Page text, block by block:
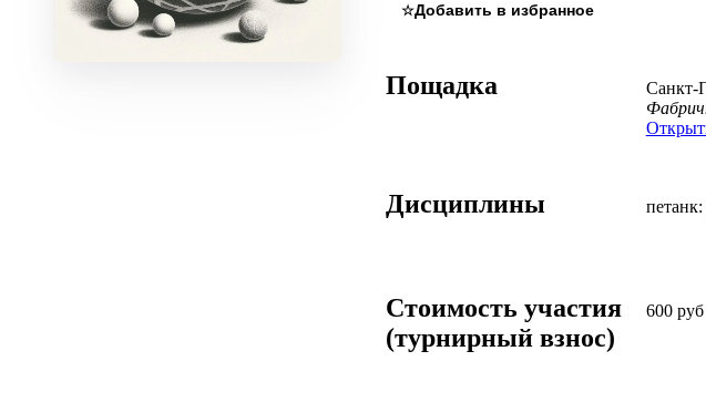
☆
Пощадка
Санкт-
Дисциплины
Стоимость участия
(турнирный взнос)
600 руб